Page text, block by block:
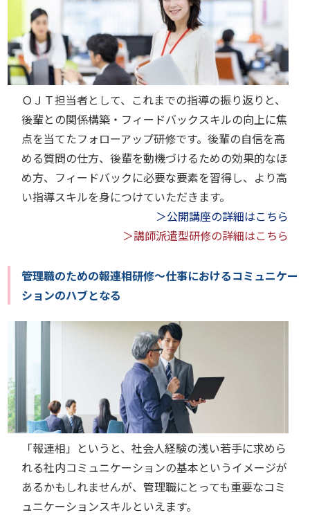
ＯＪＴ担当者として、これまでの指導の振り返りと、
後輩との関係構築・フィードバックスキルの向上に焦
点を当てたフォローアップ研修です。後輩の自信を高
める質問の仕方、後輩を動機づけるための効果的なほ
め方、フィードバックに必要な要素を習得し、より高
い指導スキルを身につけていただきます。
＞公開講座の詳細はこちら
＞講師派遣型研修の詳細はこちら
管理職のための報連相研修～仕事におけるコミュニケー
ションのハブとなる
「報連相」というと、社会人経験の浅い若手に求めら
れる社内コミュニケーションの基本というイメージが
あるかもしれませんが、管理職にとっても重要なコミ
ュニケーションスキルといえます。